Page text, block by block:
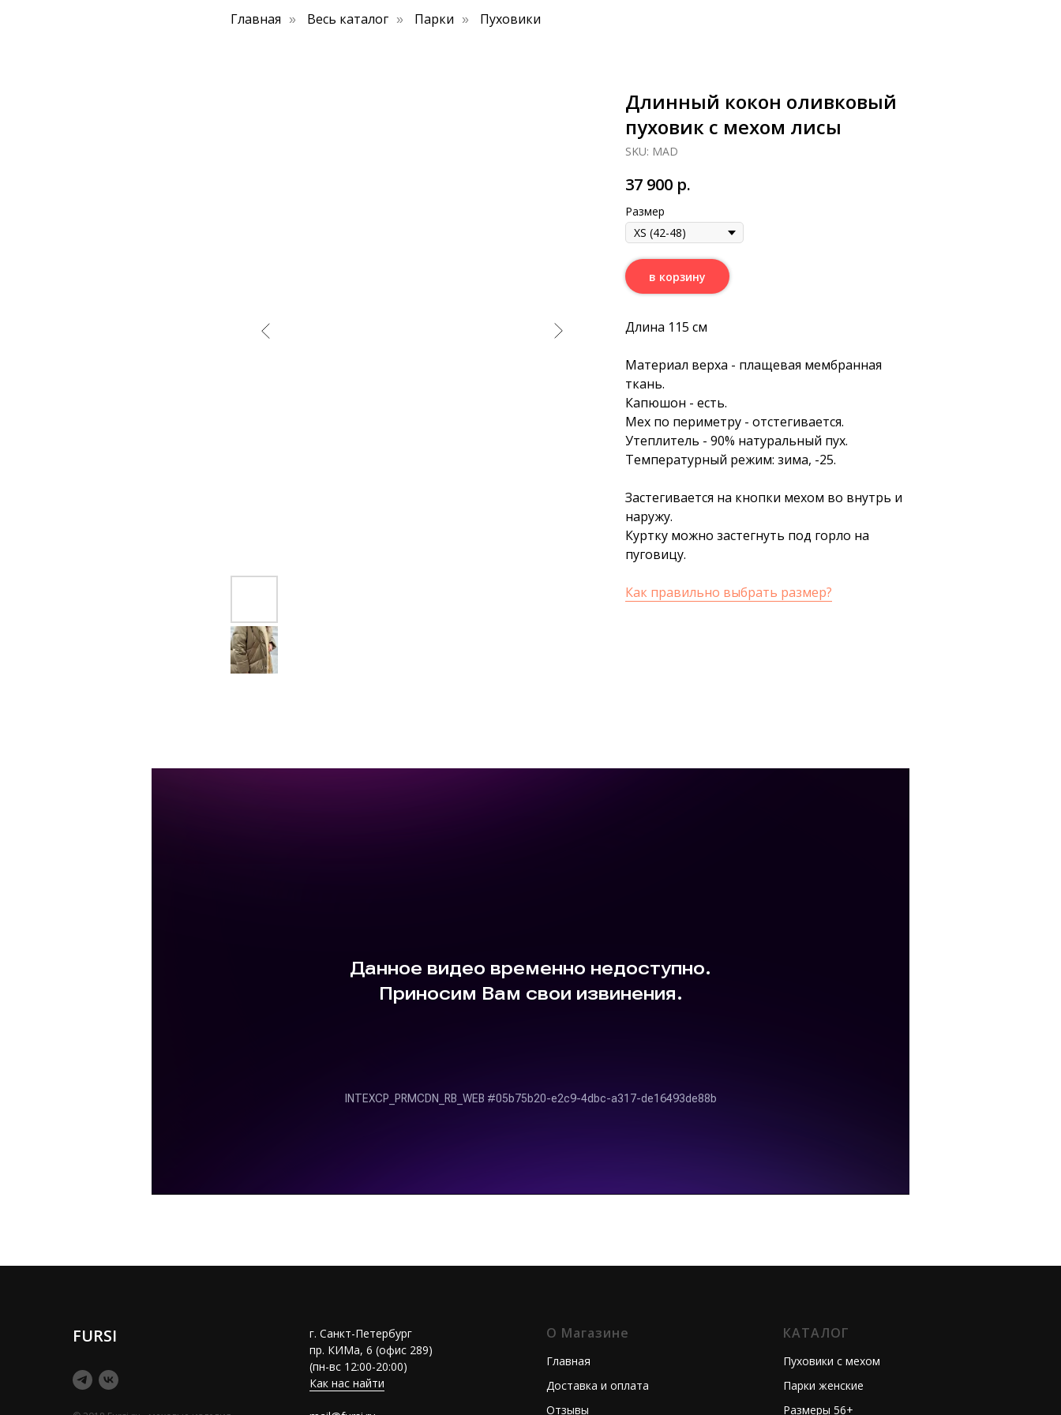
Главная » Весь каталог » Парки » Пуховики
Длинный кокон оливковый
пуховик с мехом лисы
SKU: MAD
37 900 р.
Размер
в корзину
Длина 115 см
Материал верха - плащевая мембранная
ткань.
Капюшон - есть.
Мех по периметру - отстегивается.
Утеплитель - 90% натуральный пух.
Температурный режим: зима, -25.
Застегивается на кнопки мехом во внутрь и
наружу.
Куртку можно застегнуть под горло на
пуговицу.
Как правильно выбрать размер?
FURSI
г. Санкт-Петербург
пр. КИМа, 6 (офис 289)
(пн-вс 12:00-20:00)
Как нас найти
О Магазине
Главная
Доставка и оплата
Отзывы
КАТАЛОГ
Пуховики с мехом
Парки женские
Размеры 56+